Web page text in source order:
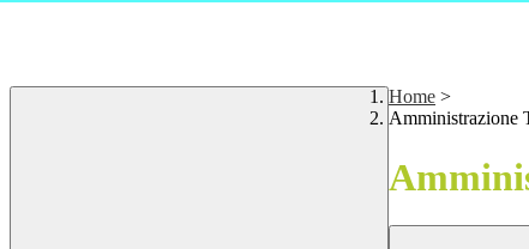
Home >
Amministrazione